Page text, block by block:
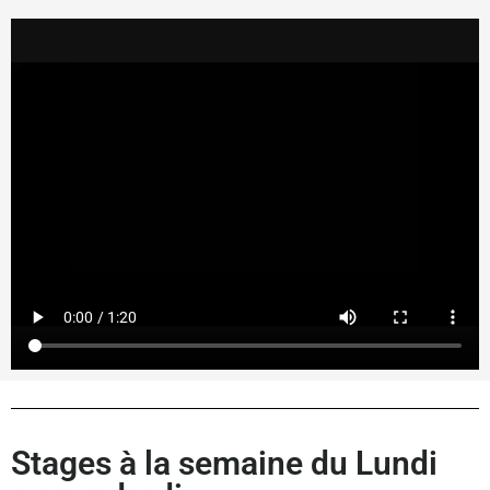
Stages à la semaine du Lundi